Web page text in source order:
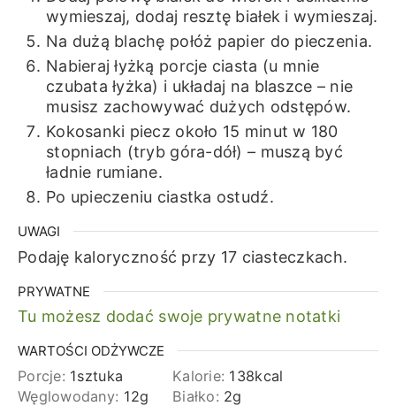
wymieszaj, dodaj resztę białek i wymieszaj.
Na dużą blachę połóż papier do pieczenia.
Nabieraj łyżką porcje ciasta (u mnie
czubata łyżka) i układaj na blaszce – nie
musisz zachowywać dużych odstępów.
Kokosanki piecz około 15 minut w 180
stopniach (tryb góra-dół) – muszą być
ładnie rumiane.
Po upieczeniu ciastka ostudź.
UWAGI
Podaję kaloryczność przy 17 ciasteczkach.
PRYWATNE
Tu możesz dodać swoje prywatne notatki
WARTOŚCI ODŻYWCZE
Porcje: 1sztuka Kalorie: 138kcal
Węglowodany: 12g Białko: 2g